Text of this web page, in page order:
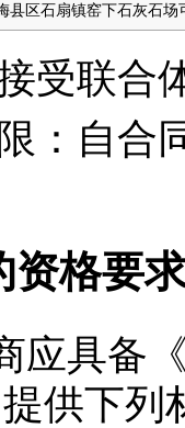
县区石扇镇窑下石灰石
受联合
：自合
资格要
应具备
供下列